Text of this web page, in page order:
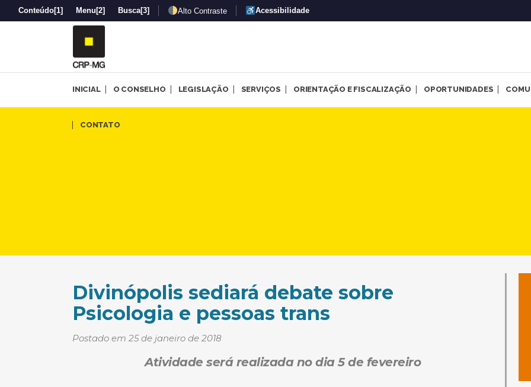
Conteúdo[1] Menu [2] Busca[3] Alto Contraste Acessibilidade
INICIAL O CONSELHO LEGISLAÇÃO SERVIÇOS ORIENTAÇÃO E FISCALIZAÇÃO OPORTUNIDADES
CONTATO
Divinópolis sediará debate sobre Psicologia e pessoas
Divinópolis sediará debate sobre
Psicologia e pessoas trans
Postado em 25 de janeiro de 2018
Atividade será realizada no dia 5 de fevereiro